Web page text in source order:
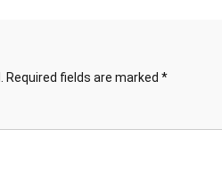
Required fields are marked *